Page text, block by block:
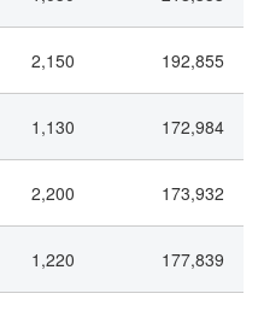
2,150 192,855
1,130 172,984
2,200 173,932
1,220 177,839